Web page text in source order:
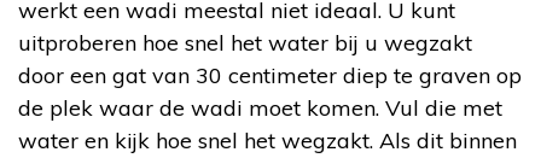
werkt een wadi meestal niet ideaal. U kunt
uitproberen hoe snel het water bij u wegzakt
door een gat van 30 centimeter diep te graven op
de plek waar de wadi moet komen. Vul die met
water en kijk hoe snel het wegzakt. Als dit binnen